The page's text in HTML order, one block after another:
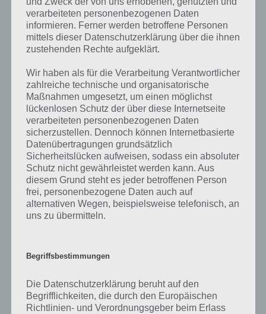
Die obige Lösung stimmt leider nicht mehr?
Wenn die Lösung, die wir dir oben Das findet man in einem Schloss
vorgestellt haben, nicht mehr aktuell sein sollte oder ein Wort in der
Lösung von 94 Prozent fehlt, so teile uns die korrekten Lösungen
einfach in den Kommentaren mit. Nur so können wir stets die
aktuellen Antworten auf die zahlreichen Fragen und Sachverhalte in
der App geben. Da die Entwickler die Lösungen immer mal wieder
verändern.
Darum geht es bei 94%
Was ist 94%? In der App 94% musst du auf Basis eines Bildes oder
einer Aussage die Antworten herausfinden, die von anderen Spielern
am häufigsten genannt worden sind. Nur so kannst du das nächste
Prozent ein Wort und Rätsel-Spiel. Bereits über 10 Millionen mal
erfolgreichsten Spiele Apps in diesem Genre im Google Play Store
und iTunes App Store.
verarbeiteten personenbezogenen Daten
informieren. Ferner werden betroffene Personen
mittels dieser Datenschutzerklärung über die ihnen
zustehenden Rechte aufgeklärt.
Wir haben als für die Verarbeitung Verantwortlicher
zahlreiche technische und organisatorische
Maßnahmen umgesetzt, um einen möglichst
lückenlosen Schutz der über diese Internetseite
verarbeiteten personenbezogenen Daten
sicherzustellen. Dennoch können Internetbasierte
Datenübertragungen grundsätzlich
Sicherheitslücken aufweisen, sodass ein absoluter
Schutz nicht gewährleistet werden kann. Aus
diesem Grund steht es jeder betroffenen Person
frei, personenbezogene Daten auch auf
alternativen Wegen, beispielsweise telefonisch, an
uns zu übermitteln.
Begriffsbestimmungen
Die Datenschutzerklärung beruht auf den
Begrifflichkeiten, die durch den Europäischen
Richtlinien- und Verordnungsgeber beim Erlass